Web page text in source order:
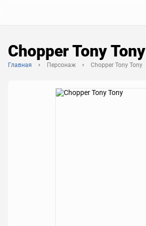
Chopper Tony Tony
Главная Персонаж Chopper Tony Tony